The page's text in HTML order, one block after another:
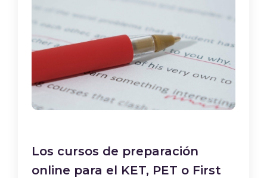
Los cursos de preparación
online para el KET, PET o First